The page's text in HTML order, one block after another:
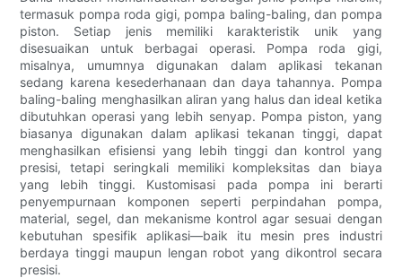
termasuk pompa roda gigi, pompa baling-baling, dan pompa
piston. Setiap jenis memiliki karakteristik unik yang
disesuaikan untuk berbagai operasi. Pompa roda gigi,
misalnya, umumnya digunakan dalam aplikasi tekanan
sedang karena kesederhanaan dan daya tahannya. Pompa
baling-baling menghasilkan aliran yang halus dan ideal ketika
dibutuhkan operasi yang lebih senyap. Pompa piston, yang
biasanya digunakan dalam aplikasi tekanan tinggi, dapat
menghasilkan efisiensi yang lebih tinggi dan kontrol yang
presisi, tetapi seringkali memiliki kompleksitas dan biaya
yang lebih tinggi. Kustomisasi pada pompa ini berarti
penyempurnaan komponen seperti perpindahan pompa,
material, segel, dan mekanisme kontrol agar sesuai dengan
kebutuhan spesifik aplikasi—baik itu mesin pres industri
berdaya tinggi maupun lengan robot yang dikontrol secara
presisi.